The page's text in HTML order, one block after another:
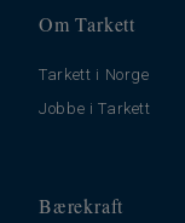
Om Tarkett
Tarkett i Norge
Jobbe i Tarkett
Bærekraft